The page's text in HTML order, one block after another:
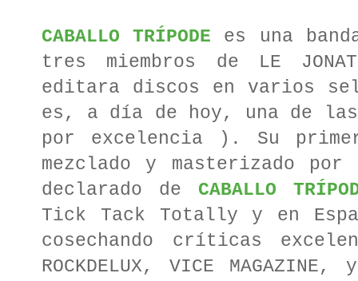
CABALLO TRÍPODE es una
tres miembros de LE
editara discos en varios
es, a día de hoy, una de
por excelencia ). Su
mezclado y masterizado por
declarado de CABALLO
Tick Tack Totally y en
cosechando críticas
ROCKDELUX, VICE